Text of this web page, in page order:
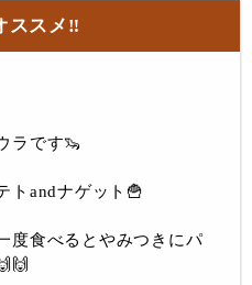
ススメ‼︎
ラです🦦
トandナゲット🍟
度食べるとやみつきにパ